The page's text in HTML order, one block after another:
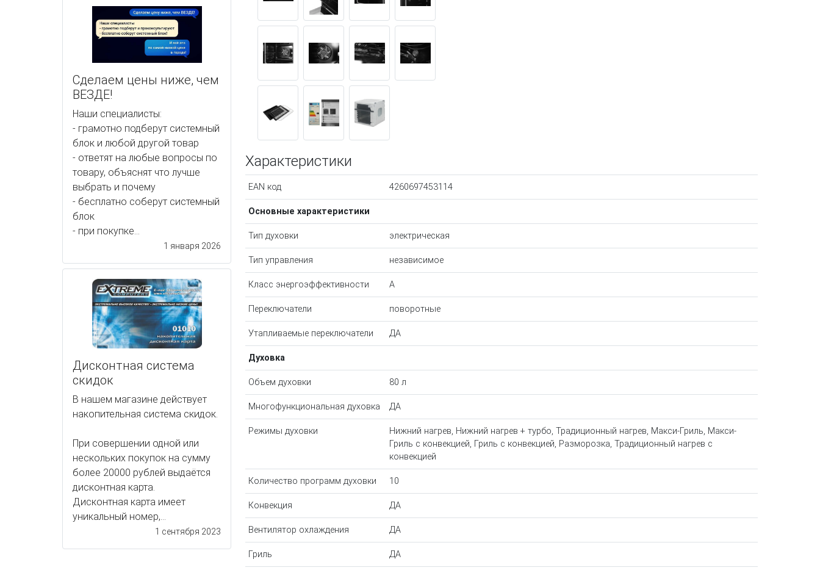
Сделаем цены ниже, чем
ВЕЗДЕ!
Наши специалисты:
- грамотно подберут системный
блок и любой другой товар
- ответят на любые вопросы по
товару, объяснят что лучше
выбрать и почему
- бесплатно соберут системный
блок
- при покупке...
1 января 2026
Дисконтная система
скидок
В нашем магазине действует
накопительная система скидок.
При совершении одной или
нескольких покупок на сумму
более 20000 рублей выдаётся
дисконтная карта.
Дисконтная карта имеет
уникальный номер,...
1 сентября 2023
Характеристики
EAN код 4260697453114
Основные характеристики
Тип духовки электрическая
Тип управления независимое
Класс энергоэффективности A
Переключатели поворотные
Утапливаемые переключатели ДА
Духовка
Объем духовки 80 л
Многофункциональная духовка ДА
Режимы духовки
Нижний нагрев, Нижний нагрев + турбо, Традиционный нагрев, Макси-Гриль, Макси-
Гриль с конвекцией, Гриль с конвекцией, Разморозка, Традиционный нагрев с
конвекцией
Количество программ духовки 10
Конвекция ДА
Вентилятор охлаждения ДА
Гриль ДА